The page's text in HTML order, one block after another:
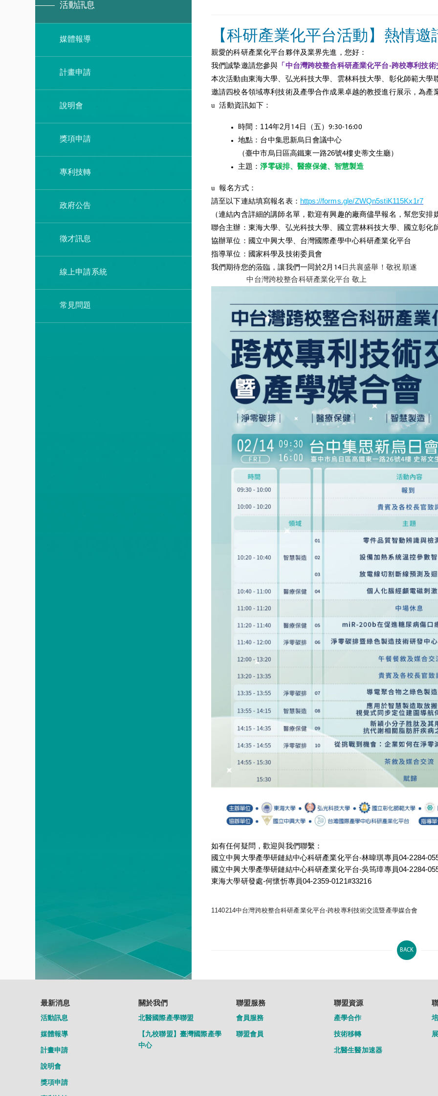
活動訊息
媒體報導
計畫申請
說明會
獎項申請
專利技轉
政府公告
徵才訊息
線上申請系統
常見問題
【科研產業化平台活動】熱情邀
親愛的科研產業化平台夥伴及業界先進，您好：
我們誠摯邀請您參與 「中台灣跨校整合科研產業化平台-跨校專利技術
本次活動由東海大學、弘光科技大學、雲林科技大學、 彰化師範大學
邀請四校各領域專利技術及產學合作成果卓越的教授進行展示，為產
u活動資訊如下：
時間： 114年2月14日（五）9:30-16:00
地點： 台中集思新烏日會議中心
（臺中市烏日區高鐵東一路26號4樓史蒂文生廳）
主題：淨零碳排、醫療保健、智慧製造
u報名方式：
請至以下連結填寫報名表： https://forms.gle/ZWQn5stiK115Kx1r7
（連結內含詳細的講師名單，歡迎有興趣的廠商儘早報名， 幫您安排
聯合主辦：東海大學、弘光科技大學、國立雲林科技大學、 國立彰化
協辦單位： 國立中興大學、台灣國際產學中心科研產業化平台
指導單位：國家科學及技術委員會
我們期待您的蒞臨，讓我們一同於2月14日共襄盛舉！敬祝 順遂
中台灣跨校整合科研產業化平台 敬上
如有任何疑問，歡迎與我們聯繫：
國立中興大學產學研鏈結中心科研產業化平台-林暐琪專員04-2284-
國立中興大學產學研鏈結中心科研產業化平台-吳筠璋專員04-2284-
東海大學研發處-何懷忻專員04-2359-0121#33216
1140214中台灣跨校整合科研產業化平台-跨校專利技術交流暨產學媒合會
BACK
最新消息
活動訊息
媒體報導
計畫申請
說明會
獎項申請
關於我們
北醫國際產學聯盟
【九校聯盟】臺灣國際產學
中心
聯盟服務
會員服務
聯盟會員
聯盟資源
產學合作
技術移轉
北醫生醫加速器